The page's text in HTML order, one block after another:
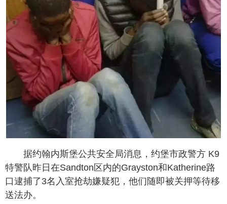
据约翰内斯堡公共安全局消息，约堡市政警方 K9
特警队昨日在Sandton区内的Grayston和Katherine路
口逮捕了3名入室抢劫嫌疑犯，他们随即被关押等待移
送法办。